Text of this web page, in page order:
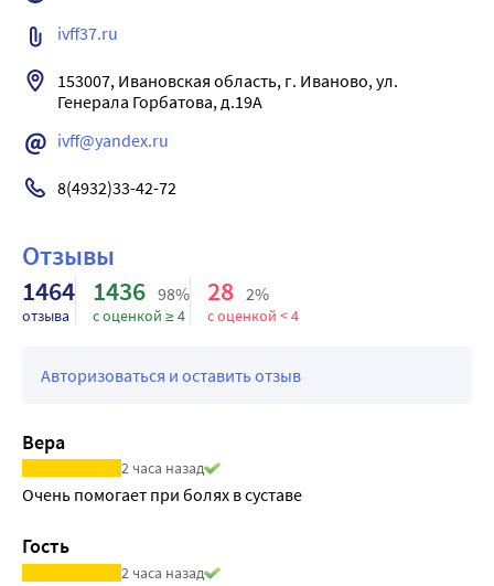
ivff37.ru
153007, Ивановская область, г. Иваново, ул.
ivff@yandex.ru
8(4932)33-42-72
Отзывы
1464
отзыва
1436 98%
с оценкой ≥ 4
28 2%
с оценкой < 4
Авторизоваться и оставить отзыв
Вера
2 часа назад
Очень помогает при болях в суставе
Гость
2 часа назад